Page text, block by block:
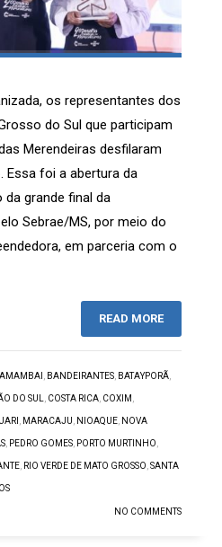
os representantes dos
do Sul que participam
Merendeiras desfilaram
Essa foi a abertura da
grande final da
Sebrae/MS, por meio do
em parceria com o
READ MORE
AMAMBAI , BANDEIRANTES, BATAYPORÃ,
DO SUL, COSTA RICA, COXIM ,
, MARACAJU, NIOAQUE, NOVA
, PEDRO GOMES, PORTO MURTINHO,
, RIO VERDE DE MATO GROSSO,SANTA
NO COMMENTS